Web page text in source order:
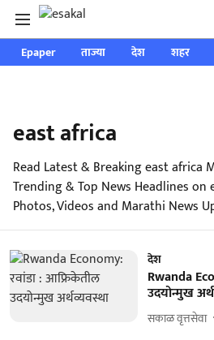
Epaper ताज्या देश शहर
east africa
Read Latest & Breaking east africa
Trending & Top News Headlines
Photos, Videos and Marathi News
देश
Rwanda
उदयोन्मुख
सकाळ वृत्तसेवा